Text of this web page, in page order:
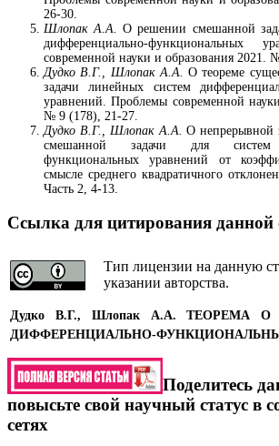
26-30.
Шлопак А.А.
О решении смешанной
дифференциально-функциональных
современной науки и образования 2021.
Дудко В.Г., Шлопак А.А.
О теореме
задачи линейных систем
уравнений. Проблемы современной
№ 9 (178), 21-27.
Дудко В.Г., Шлопак А.А. О непрерывной
смешанной задачи для систем
функциональных уравнений от
смысле среднего квадратичного
Часть 2, 4-13.
Ссылка для цитирования данной
Тип лицензии на данную
указании авторства.
Дудко В.Г., Шлопак А.А.ТЕОРЕМА О
ДИФФЕРЕНЦИАЛЬНО-
Поделитесь
повысьте свой научный статус в
сетях